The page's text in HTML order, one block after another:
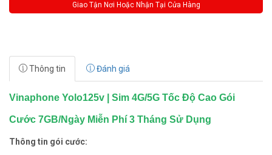
Giao Tận Nơi Hoặc Nhận Tại Cửa Hàng
Thông tin Đánh giá
Vinaphone Yolo125v | Sim 4G/5G Tốc Độ Cao Gói
Cước 7GB/Ngày Miễn Phí 3 Tháng Sử Dụng
Thông tin gói cước: